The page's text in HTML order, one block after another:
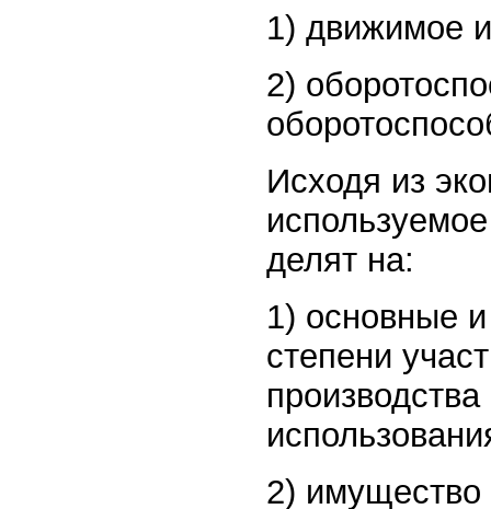
1) движимое
2)
Исходя из
делят на:
1) основные
степени
2) имущество